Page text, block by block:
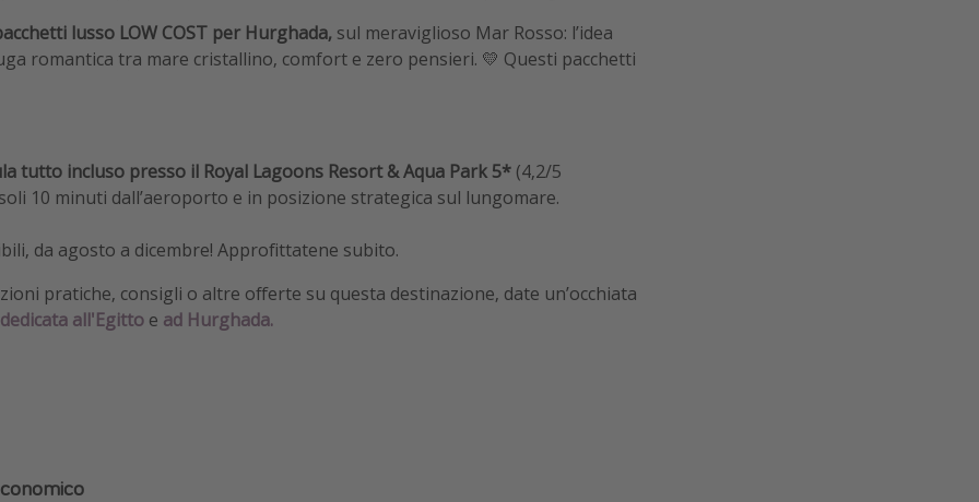
lusso LOW COST per Hurghada, sul meraviglioso Mar Rosso: l’idea
romantica tra mare cristallino, comfort e zero pensieri. 💛 Questi pacchetti
tutto incluso presso il Royal Lagoons Resort & Aqua Park 5* (4,2/5
10 minuti dall’aeroporto e in posizione strategica sul lungomare.
da agosto a dicembre! Approfittatene subito.
pratiche, consigli o altre offerte su questa destinazione, date un’occhiata
all'Egitto e ad Hurghada.